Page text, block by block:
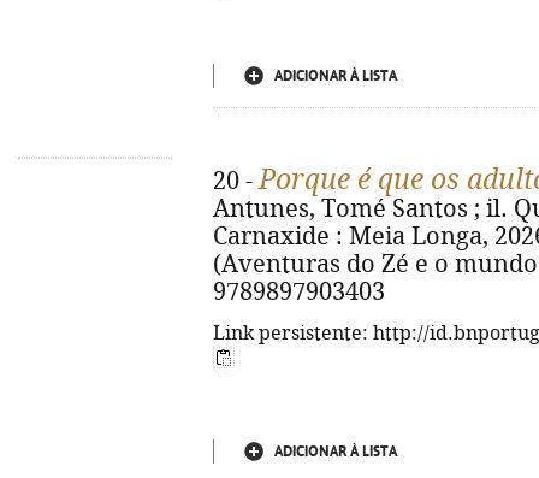
ADICIONAR À LISTA
20 -Porque é que os
Antunes, Tomé Santos ; il.
Carnaxide : Meia Longa,
(Aventuras do Zé e o
9789897903403
Link persistente: http://
ADICIONAR À LISTA